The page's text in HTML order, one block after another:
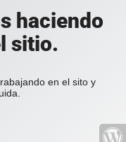
haciendo
sitio.
en el sito y